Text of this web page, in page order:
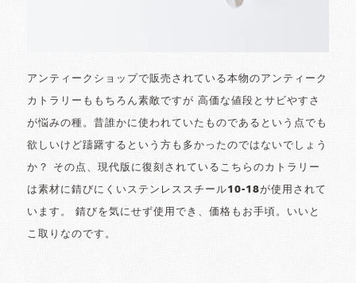
アンティークショップで販売されている本物のアンティーク
カトラリーももちろん素敵ですが 高価な値段とサビやすさ
が悩みの種。昔誰かに使われていたものであるという点でも
欲しいけど躊躇するという方も多かったのではないでしょう
か？ その点、現代版に復刻されているこちらのカトラリー
は素材に錆びにくいステンレススチール10-18が使用されて
います。 錆びを気にせず使用でき、価格もお手頃。いいと
こ取りなのです。